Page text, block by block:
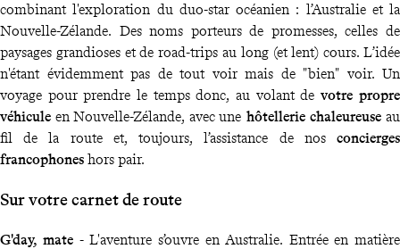
combinant l'exploration du duo-star océanien : l’Australie et la
Nouvelle-Zélande. Des noms porteurs de promesses, celles de
paysages grandioses et de road-trips au long (et lent) cours. L’idée
n'étant évidemment pas de tout voir mais de "bien" voir. Un
voyage pour prendre le temps donc, au volant de votre propre
véhicule en Nouvelle-Zélande, avec une hôtellerie chaleureuse au
fil de la route et, toujours, l’assistance de nos concierges
francophones hors pair.
Sur votre carnet de route
G'day, mate - L'aventure s’ouvre en Australie. Entrée en matière